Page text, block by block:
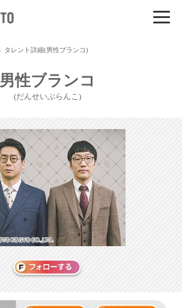
タレント詳細(男性ブランコ)
男性ブランコ
(だんせいぶらんこ)